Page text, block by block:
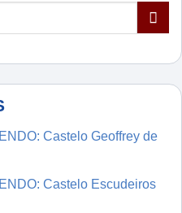
Castelo Geoffrey de
Castelo Escudeiros